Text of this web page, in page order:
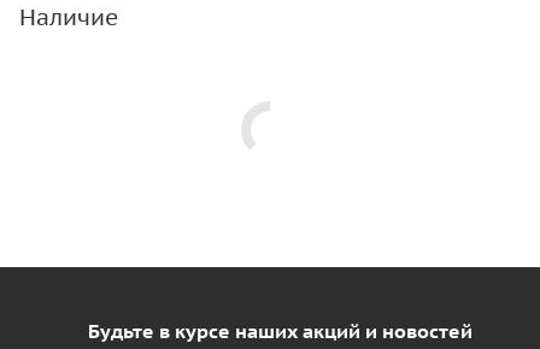
Наличие
Будьте в курсе наших акций и новостей